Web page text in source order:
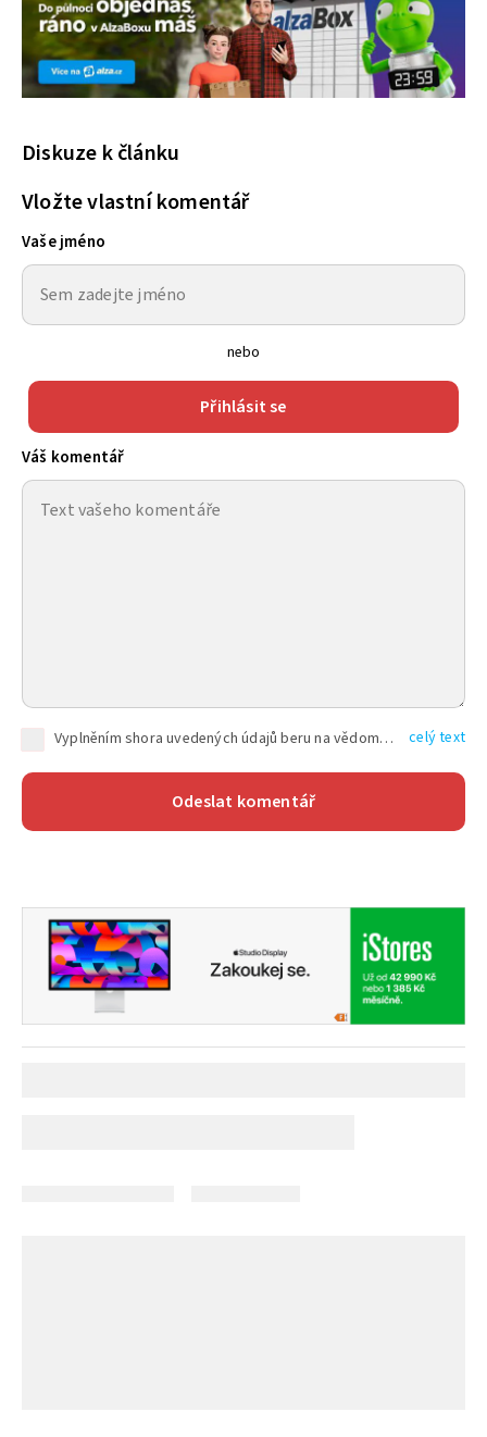
Diskuze k článku
Vložte vlastní komentář
Vaše jméno
nebo
Přihlásit se
Váš komentář
Vyplněním shora uvedených údajů beru na vědomí, že společnost TEXT FACTORY s.r.o., sídlem Brno, Durďákova 336/29, Černá Pole, PSČ: 613 00, IČ: 06157831, zapsané u Krajského soudu v Brně, oddíl C, vložka 100399, bude zpracovávat mé osobní údaje uvedené v rámci mnou vyplněného registračního formuláře na základě oprávněných zájmů TEXT FACTORY s.r.o. dle čl. 6 odst. 1 písm. f) GDPR a pro splnění právních povinností (čl. 6 odst. 1 písm. c) GDPR), a to pro tyto účely: nezbytnost zajistit oprávnění návštěvníka webových stránek provozovaných společností TEXT FACTORY s.r.o. přispívat aktivně ke zveřejněným článkům nebo v rámci diskusních fór a výkon práv TEXT FACTORY s.r.o. jako administrátora těchto diskusních fór. Více informací o zpracování osobních údajů a právech lze nalézt v celý text